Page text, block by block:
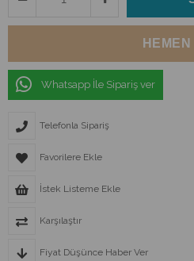
Whatsapp İle Sipariş ver
Telefonla Sipariş
Favorilere Ekle
İstek Listeme Ekle
Karşılaştır
Fiyat Düşünce Haber Ver